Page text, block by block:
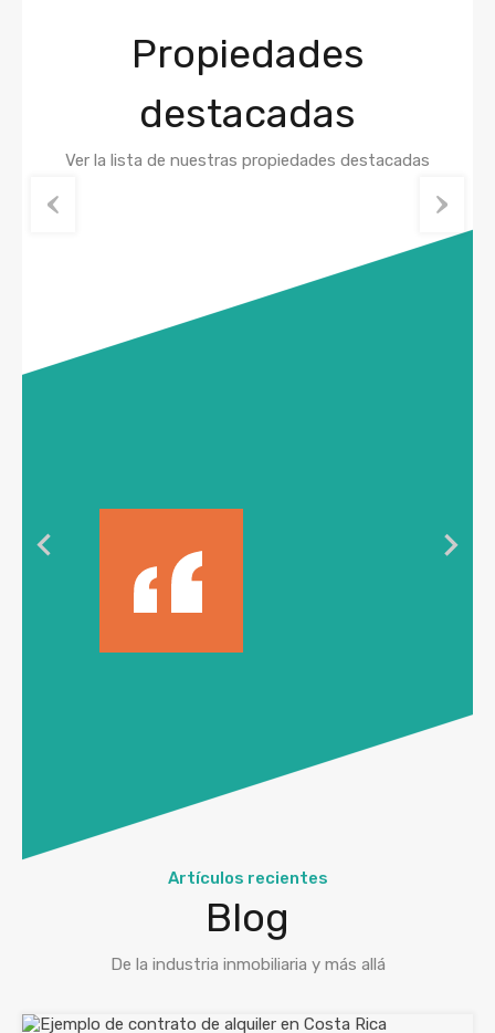
Propiedades
destacadas
Ver la lista de nuestras propiedades destacadas
Artículos recientes
Blog
De la industria inmobiliaria y más allá